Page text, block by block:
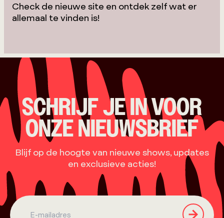
Check de nieuwe site en ontdek zelf wat er
allemaal te vinden is!
SCHRIJF JE IN VOOR
ONZE NIEUWSBRIEF
Blijf op de hoogte van nieuwe shows, updates
en exclusieve acties!